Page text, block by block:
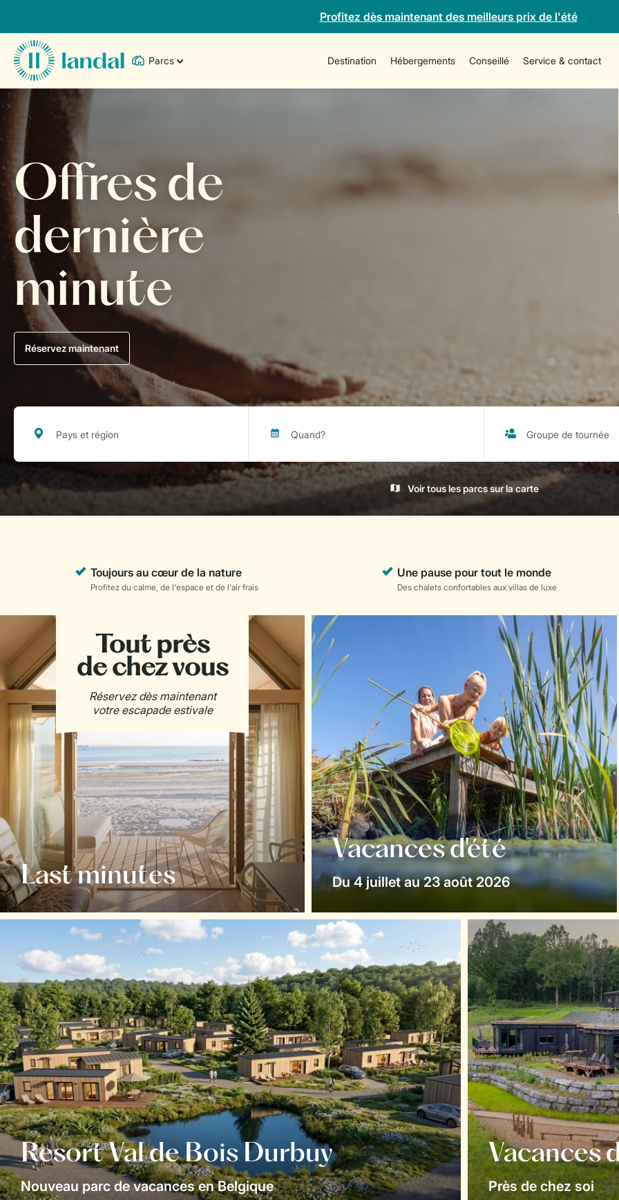
Profitez dès maintenant des meilleurs prix de l'été
Parcs Destination Hébergements Conseillé Service & contact
Offres de
dernière
minute
Réservez maintenant
Voir tous les parcs sur la carte
Last minutes
Vacances d'été
Du 4 juillet au 23 août 2026
Resort Val de Bois Durbuy
Nouveau parc de vacances en Belgique
Vacances
Près de chez soi